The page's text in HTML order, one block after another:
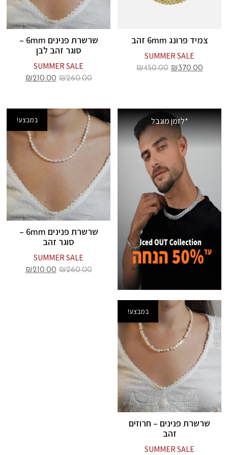
צמיד פרונג 6mm זהב
SUMMER SALE
₪370.00
₪450.00
שרשרת פנינים 6mm –
סוגר זהב לבן
SUMMER SALE
₪260.00
₪210.00
*לזמן מוגבל במבצע!
שרשרת פנינים 6mm –
סוגר זהב
SUMMER SALE
₪260.00
₪210.00
במבצע!
שרשרת פנינים – חרוזים
זהב
SUMMER SALE